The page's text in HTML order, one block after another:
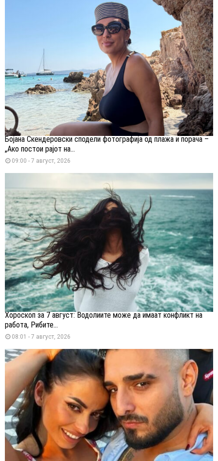
Бојана Скендеровски сподели фотографија од плажа и порача –
„Ако постои рајот на...
09:00 - 7 август, 2026
Хороскоп за 7 август: Водолиите може да имаат конфликт на
работа, Рибите...
08:01 - 7 август, 2026